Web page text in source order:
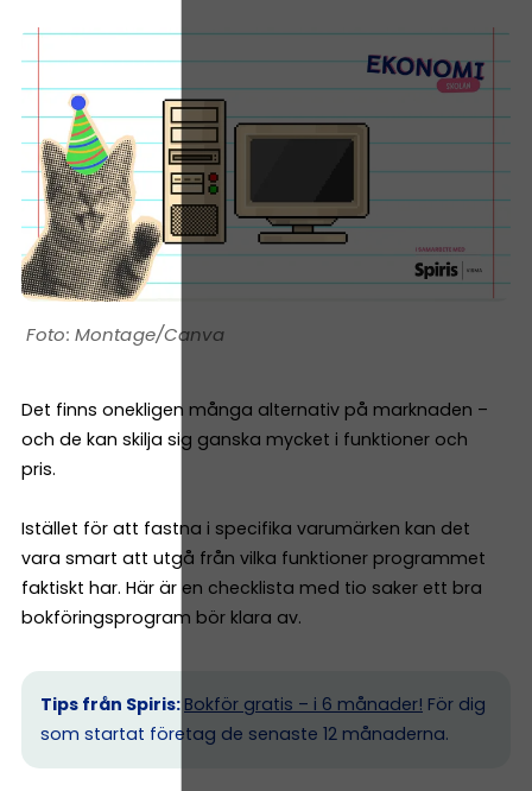
Montage/Canva
Det finns onekligen många alternativ på marknaden –
och de kan skilja sig ganska mycket i funktioner och
pris.
Istället för att fastna i specifika varumärken kan det
vara smart att utgå från vilka funktioner programmet
faktiskt har. Här är en checklista med tio saker ett bra
bokföringsprogram bör klara av.
Tips från Spiris: Bokför gratis – i 6 månader! För dig
som startat företag de senaste 12 månaderna.